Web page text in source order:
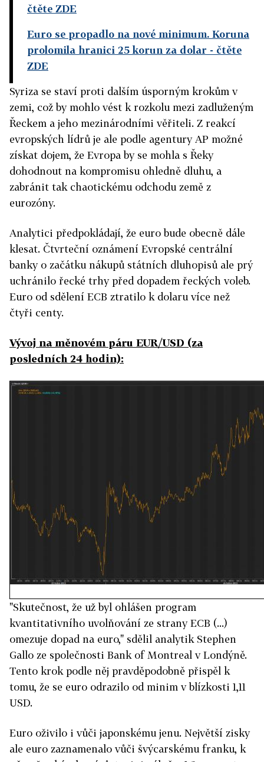
čtěte ZDE
Euro se propadlo na nové minimum. Koruna
prolomila hranici 25 korun za dolar - čtěte
ZDE
Syriza se staví proti dalším úsporným krokům v
zemi, což by mohlo vést k rozkolu mezi zadluženým
Řeckem a jeho mezinárodními věřiteli. Z reakcí
evropských lídrů je ale podle agentury AP možné
získat dojem, že Evropa by se mohla s Řeky
dohodnout na kompromisu ohledně dluhu, a
zabránit tak chaotickému odchodu země z
eurozóny.
Analytici předpokládají, že euro bude obecně dále
klesat. Čtvrteční oznámení Evropské centrální
banky o začátku nákupů státních dluhopisů ale prý
uchránilo řecké trhy před dopadem řeckých voleb.
Euro od sdělení ECB ztratilo k dolaru více než
čtyři centy.
Vývoj na měnovém páru EUR/USD (za
posledních 24 hodin):
"Skutečnost, že už byl ohlášen program
kvantitativního uvolňování ze strany ECB (...)
omezuje dopad na euro," sdělil analytik Stephen
Gallo ze společnosti Bank of Montreal v Londýně.
Tento krok podle něj pravděpodobně přispěl k
tomu, že se euro odrazilo od minim v blízkosti 1,11
USD.
Euro oživilo i vůči japonskému jenu. Největší zisky
ale euro zaznamenalo vůči švýcarskému franku, k